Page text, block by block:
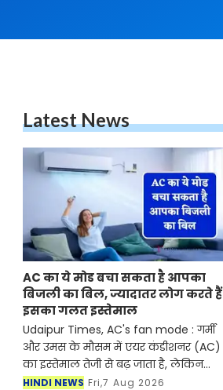
Latest News
AC का ये मोड बचा सकता है आपका
बिजली का बिल, ज्यादातर लोग करते हैं
इसका गलत इस्तेमाल
Udaipur Times, AC's fan mode : गर्मी
और उमस के मौसम में एयर कंडीशनर (AC)
का इस्तेमाल तेजी से बढ़ जाता है, लेकिन
इसके साथ बिजली का बिल भी काफी बढ़
HINDI NEWS Fri,7 Aug 2026